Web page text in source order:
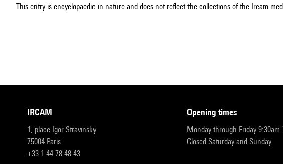
This entry is encyclopaedic in nature and does not reflect the collections of the Ircam
IRCAM
1, place Igor-Stravinsky
75004 Paris
+33 1 44 78 48 43
opening times
Monday through Friday
Closed Saturday and Sunday